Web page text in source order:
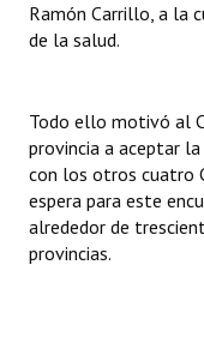
Ramón Carrillo, a la
de la salud.
Todo ello motivó al
provincia a aceptar
con los otros cuatro
espera para este
alrededor de
provincias.